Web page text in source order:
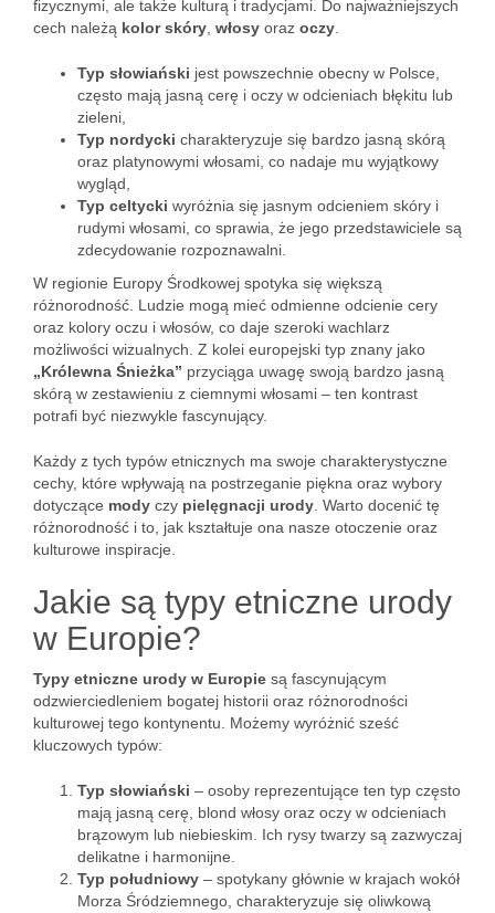
fizycznymi, ale także kulturą i tradycjami. Do najważniejszych
cech należą kolor skóry włosy oraz oczy
Typ słowiański jest powszechnie obecny w Polsce,
często mają jasną cerę i oczy w odcieniach błękitu lub
zieleni,
Typ nordycki charakteryzuje się bardzo jasną skórą
oraz platynowymi włosami, co nadaje mu wyjątkowy
wygląd,
Typ celtycki wyróżnia się jasnym odcieniem skóry i
rudymi włosami, co sprawia, że jego przedstawiciele są
zdecydowanie rozpoznawalni.
W regionie Europy Środkowej spotyka się większą
różnorodność. Ludzie mogą mieć odmienne odcienie cery
oraz kolory oczu i włosów, co daje szeroki wachlarz
możliwości wizualnych. Z kolei europejski typ znany jako
„Królewna Śnieżka” przyciąga uwagę swoją bardzo jasną
skórą w zestawieniu z ciemnymi włosami – ten kontrast
potrafi być niezwykle fascynujący.
Każdy z tych typów etnicznych ma swoje charakterystyczne
cechy, które wpływają na postrzeganie piękna oraz wybory
dotyczące mody czy pielęgnacji urody . Warto docenić tę
różnorodność i to, jak kształtuje ona nasze otoczenie oraz
kulturowe inspiracje.
Jakie są typy etniczne urody
w Europie?
Typy etniczne urody w Europie są fascynującym
odzwierciedleniem bogatej historii oraz różnorodności
kulturowej tego kontynentu. Możemy wyróżnić sześć
kluczowych typów:
Typ słowiański – osoby reprezentujące ten typ często
mają jasną cerę, blond włosy oraz oczy w odcieniach
brązowym lub niebieskim. Ich rysy twarzy są zazwyczaj
delikatne i harmonijne.
Typ południowy – spotykany głównie w krajach wokół
Morza Śródziemnego, charakteryzuje się oliwkową